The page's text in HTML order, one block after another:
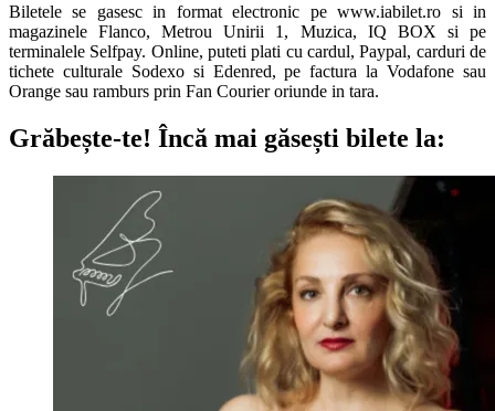
Biletele se gasesc in format electronic pe www.iabilet.ro si in
magazinele Flanco, Metrou Unirii 1, Muzica, IQ BOX si pe
terminalele Selfpay. Online, puteti plati cu cardul, Paypal, carduri de
tichete culturale Sodexo si Edenred, pe factura la Vodafone sau
Orange sau ramburs prin Fan Courier oriunde in tara.
Grăbește-te! Încă mai găsești bilete la: